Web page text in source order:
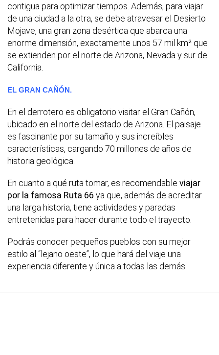
contigua para optimizar tiempos. Además, para viajar
de una ciudad a la otra, se debe atravesar el Desierto
Mojave, una gran zona desértica que abarca una
enorme dimensión, exactamente unos 57 mil km² que
se extienden por el norte de Arizona, Nevada y sur de
California.
EL GRAN CAÑÓN.
En el derrotero es obligatorio visitar el Gran Cañón,
ubicado en el norte del estado de Arizona. El paisaje
es fascinante por su tamaño y sus increíbles
características, cargando 70 millones de años de
historia geológica.
En cuanto a qué ruta tomar, es recomendable viajar
por la famosa Ruta 66 ya que, además de acreditar
una larga historia, tiene actividades y paradas
entretenidas para hacer durante todo el trayecto.
Podrás conocer pequeños pueblos con su mejor
estilo al “lejano oeste”, lo que hará del viaje una
experiencia diferente y única a todas las demás.